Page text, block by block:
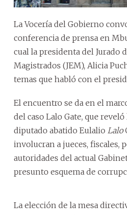
La Vocería del Gobierno
conferencia de prensa en
cual la presidenta del Jurado
Magistrados (JEM), Alicia
temas que habló con el
El encuentro se da en el
del caso Lalo Gate, que
diputado abatido Eulalio Lalo
involucran a jueces, fiscales,
autoridades del actual
presunto esquema de
La elección de la mesa